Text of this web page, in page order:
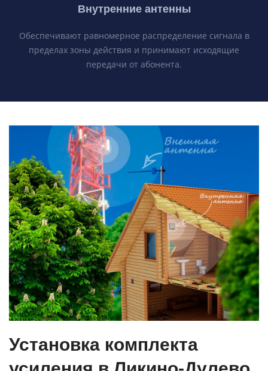
Внутренние антенны
Обеспечивают равномерное распределение сигнала в
пределах зоны действия и принимают исходящие
передачи от абонента.
Установка комплекта